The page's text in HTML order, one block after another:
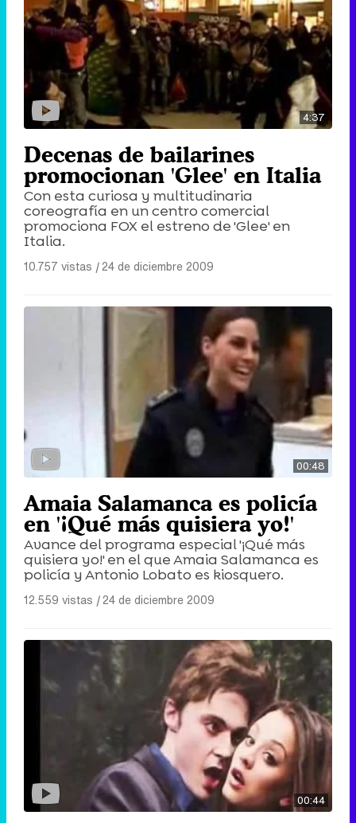
4:37
Decenas de bailarines
promocionan 'Glee' en Italia
Con esta curiosa y multitudinaria
coreografía en un centro comercial
promociona FOX el estreno de 'Glee' en
Italia.
10.757 vistas |24 de diciembre 2009
00:48
Amaia Salamanca es policía
en '¡Qué más quisiera yo!'
Avance del programa especial '¡Qué más
quisiera yo!' en el que Amaia Salamanca es
policía y Antonio Lobato es kiosquero.
12.559 vistas |24 de diciembre 2009
00:44